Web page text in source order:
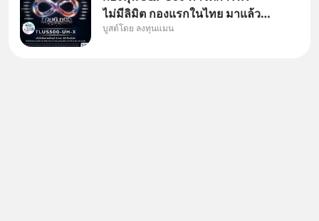
ไม่มีลิมิต กองแรกในไทย มาแล้ว..
กองทุนที่ออกแบบมาเพื่อแก้ Pain
บูสต์โดย ลงทุนแมน